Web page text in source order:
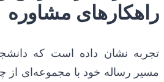
راهکارهای مشاوره
تجربه نشان داده است که
مسیر رساله خود با مجموعه‌ای از